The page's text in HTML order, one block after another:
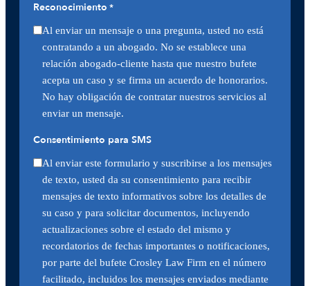
Reconocimiento *
Al enviar un mensaje o una pregunta, usted no está
contratando a un abogado. No se establece una
relación abogado-cliente hasta que nuestro bufete
acepta un caso y se firma un acuerdo de honorarios.
No hay obligación de contratar nuestros servicios al
enviar un mensaje.
Consentimiento para SMS
Al enviar este formulario y suscribirse a los mensajes
de texto, usted da su consentimiento para recibir
mensajes de texto informativos sobre los detalles de
su caso y para solicitar documentos, incluyendo
actualizaciones sobre el estado del mismo y
recordatorios de fechas importantes o notificaciones,
por parte del bufete Crosley Law Firm en el número
facilitado, incluidos los mensajes enviados mediante